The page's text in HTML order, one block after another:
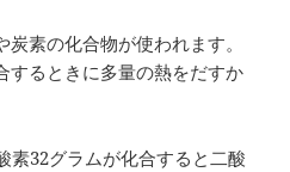
素の化合物が使われます。
するときに多量の熱をだすか
素32グラムが化合すると二酸